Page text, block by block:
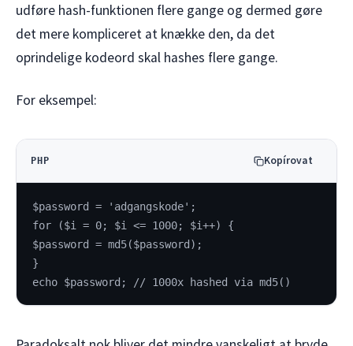
udføre hash-funktionen flere gange og dermed gøre
det mere kompliceret at knække den, da det
oprindelige kodeord skal hashes flere gange.
For eksempel:
PHP Kopírovat
$password = 'adgangskode';
for ($i = 0; $i <= 1000; $i++) {
$password = md5($password);
}
echo $password; // 1000x hashed via md5()